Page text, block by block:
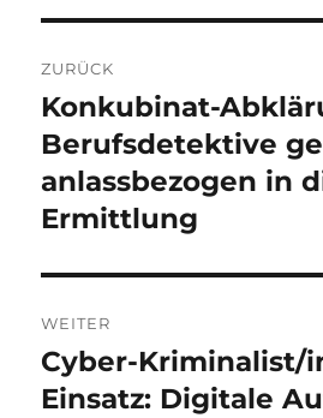
ZURÜCK
Vorheriger
Beitrag:
Konkubinat-
Berufsdetektive
anlassbezogen in
Ermittlung
WEITER
Nächster
Beitrag:
Cyber-Kriminalist/
Einsatz: Digitale